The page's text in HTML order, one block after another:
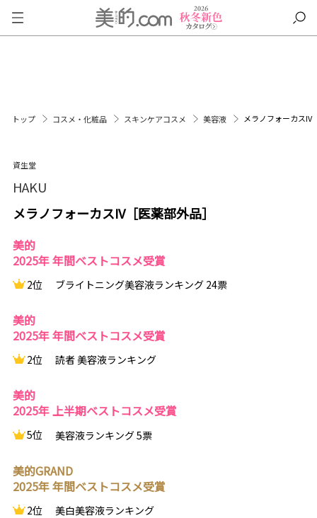
トップ コスメ・化粧品 スキンケアコスメ 美容液 メラノフォーカスIV
資生堂
HAKU
メラノフォーカスIV［医薬部外品］
美的
2025年 年間ベストコスメ受賞
2位 ブライトニング美容液ランキング 24票
美的
2025年 年間ベストコスメ受賞
2位 読者 美容液ランキング
美的
2025年 上半期ベストコスメ受賞
5位 美容液ランキング 5票
美的GRAND
2025年 年間ベストコスメ受賞
2位 美白美容液ランキング